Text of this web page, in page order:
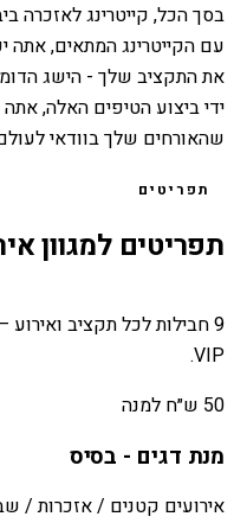
בסך הכל, קייטרינג לאזכרה
עם הקייטרינג המתאים, אתה
את התקציב שלך - הישג
ידי ביצוע הטיפים האלה,
שהאורחים שלך בוודאי
תפריטים
תפריטים למגוון
9 חבילות לכל תקציב
VIP.
50 ש״ח למנה
מנת דגים - בסיס
אירועים קטנים / אזכרות /